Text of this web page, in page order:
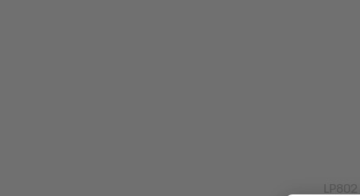
LP802